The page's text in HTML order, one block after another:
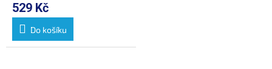
529 Kč
Do košíku